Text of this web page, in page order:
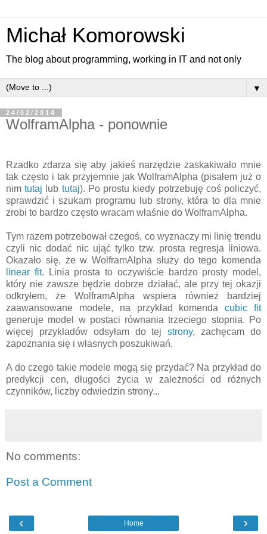
Michał Komorowski
The blog about programming, working in IT and not only
▼
24/02/2014
WolframAlpha - ponownie
Rzadko zdarza się aby jakieś narzędzie zaskakiwało mnie
tak często i tak przyjemnie jak WolframAlpha (pisałem już o
nimtutaj lub tutaj). Po prostu kiedy potrzebuję coś policzyć,
sprawdzić i szukam programu lub strony, która to dla mnie
zrobi to bardzo często wracam właśnie do WolframAlpha.
Tym razem potrzebował czegoś, co wyznaczy mi linię trendu
czyli nic dodać nic ująć tylko tzw. prosta regresja liniowa.
Okazało się, że w WolframAlpha służy do tego komenda
linear fit. Linia prosta to oczywiście bardzo prosty model,
który nie zawsze będzie dobrze działać, ale przy tej okazji
odkryłem, że WolframAlpha wspiera również bardziej
zaawansowane modele, na przykład komendacubic fit
generuje model w postaci równania trzeciego stopnia. Po
więcej przykładów odsyłam do tejstrony, zachęcam do
zapoznania się i własnych poszukiwań.
A do czego takie modele mogą się przydać? Na przykład do
predykcji cen, długości życia w zależności od różnych
czynników, liczby odwiedzin strony...
No comments:
Post a Comment
‹ ›
Home